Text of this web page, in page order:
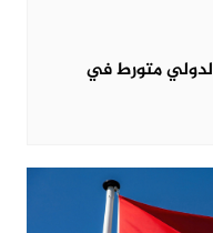
متورط في